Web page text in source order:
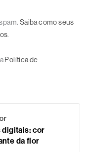
Saiba como seus
.
Política de
digitais: cor
da flor